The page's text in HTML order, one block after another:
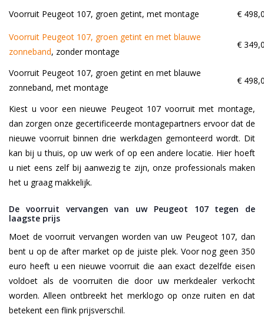
Voorruit Peugeot 107, groen getint, met montage €
Voorruit Peugeot 107, groen getint en met blauwe
zonneband, zonder montage
€
Voorruit Peugeot 107, groen getint en met blauwe
zonneband, met montage
€
Kiest u voor een nieuwe Peugeot 107 voorruit met montage,
dan zorgen onze gecertificeerde montagepartners ervoor dat de
nieuwe voorruit binnen drie werkdagen gemonteerd wordt. Dit
kan bij u thuis, op uw werk of op een andere locatie. Hier hoeft
u niet eens zelf bij aanwezig te zijn, onze professionals maken
het u graag makkelijk.
De voorruit vervangen van uw Peugeot 107 tegen de
laagste prijs
Moet de voorruit vervangen worden van uw Peugeot 107, dan
bent u op de after market op de juiste plek. Voor nog geen 350
euro heeft u een nieuwe voorruit die aan exact dezelfde eisen
voldoet als de voorruiten die door uw merkdealer verkocht
worden. Alleen ontbreekt het merklogo op onze ruiten en dat
betekent een flink prijsverschil.